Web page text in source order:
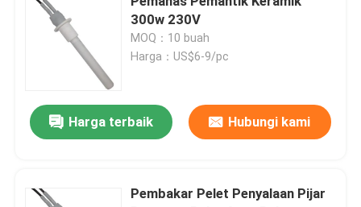
300w 230V
MOQ：10 buah
Harga：US$6-9/pc
Harga terbaik Hubungi kami
Pembakar Pelet Penyalaan Pijar